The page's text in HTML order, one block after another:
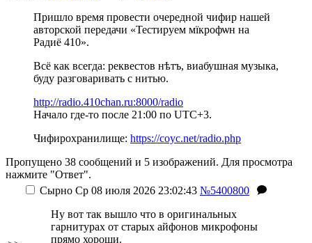
Пришло время провести очередной чифир нашей
авторской передачи «Тестируем мїкрофѡн на
Радиё 410».
Всё как всегда: реквестов нѣтъ, виабушная музыка,
буду разговаривать с нитью.
http://radio.410chan.ru:8000/radio
Начало где-то после 21:00 по UTC+3.
Чифирохранилище: https://coyc.net/radio.php
Пропущено 38 сообщений и 5 изображений. Для просмотра
нажмите "Ответ".
Сырно Ср 08 июля 2026 23:02:43 №5400800
Ну вот так вышло что в оригинальных
гарнитурах от старых айфонов микрофоны
прямо хороши.